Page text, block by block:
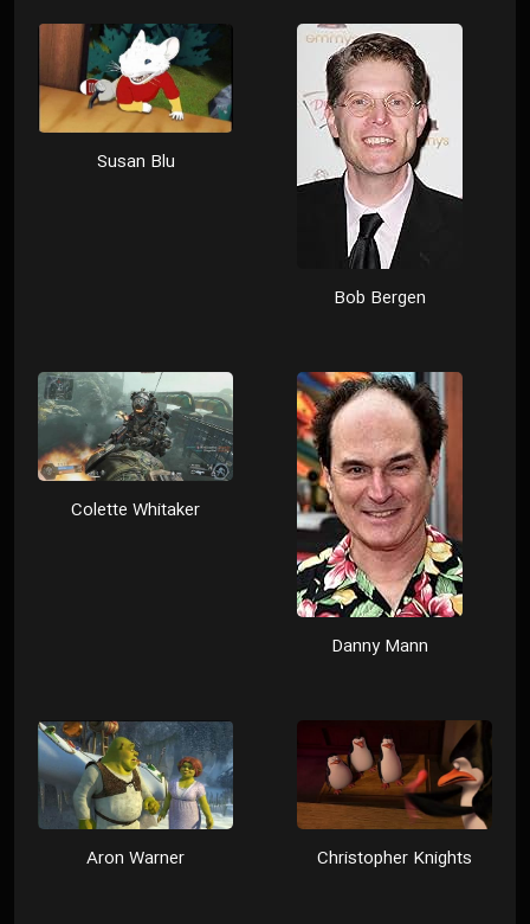
Bob Bergen
Susan Blu
Danny Mann
Colette Whitaker
Christopher Knights
Aron Warner